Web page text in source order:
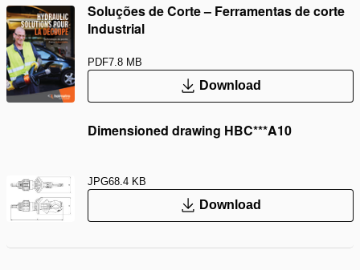
Soluções de Corte – Ferramentas de corte
Industrial
PDF7.8 MB
Download
Dimensioned drawing HBC***A10
JPG68.4 KB
Download